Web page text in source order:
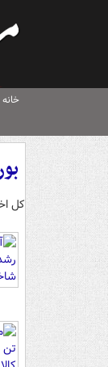
خانه
کل